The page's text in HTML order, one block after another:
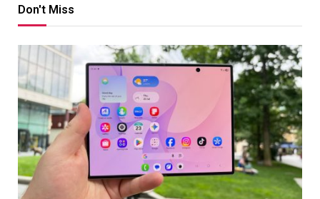
Don't Miss